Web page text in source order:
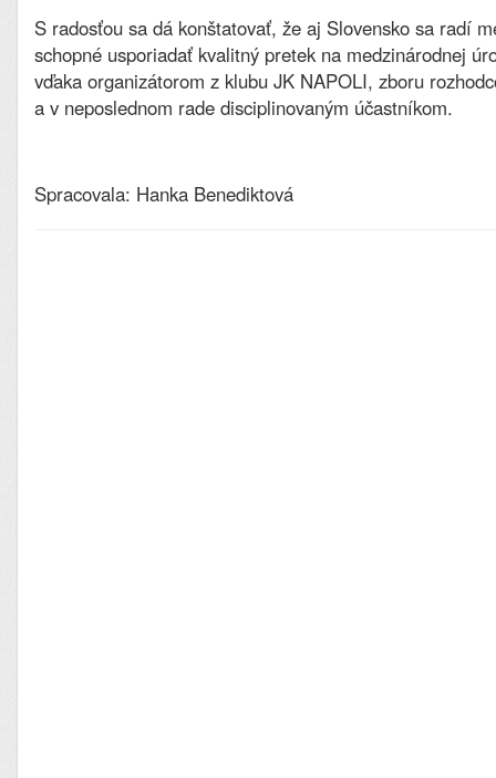
S radosťou sa dá konštatovať, že aj Slovensko sa radí
schopné usporiadať kvalitný pretek na medzinárodnej
vďaka organizátorom z klubu JK NAPOLI, zboru
a v neposlednom rade disciplinovaným účastníkom.
Spracovala: Hanka Benediktová